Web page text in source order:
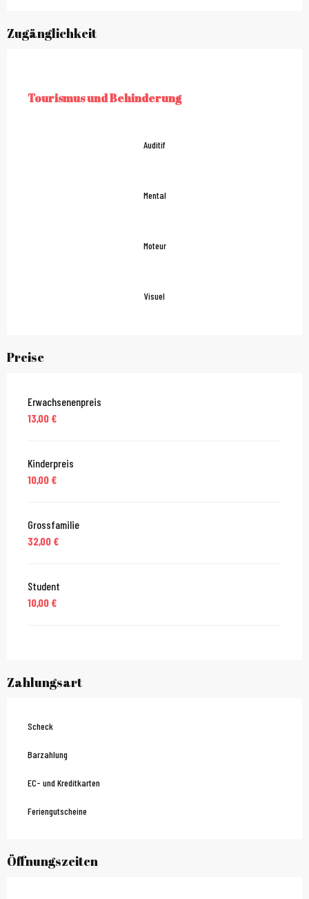
Zugänglichkeit
TOURISMUS UND BEHINDERUNG
Tourismus und Behinderung
Auditif
Mental
Moteur
Visuel
Preise
Erwachsenenpreis
13,00 €
Kinderpreis
10,00 €
Grossfamilie
32,00 €
Student
10,00 €
Zahlungsart
Scheck
Barzahlung
EC- und Kreditkarten
Feriengutscheine
Öffnungszeiten